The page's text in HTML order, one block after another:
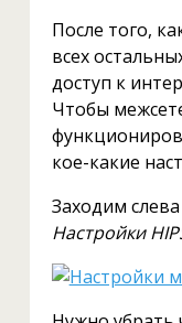
После того,
всех
доступ к
Чтобы
кое-какие
Заходим
Настройки